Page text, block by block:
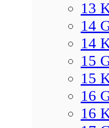
13
14
14
15
15
16
16